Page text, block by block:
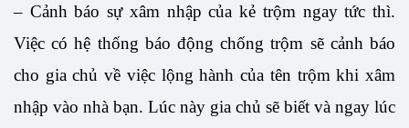
– Cảnh báo sự xâm nhập của kẻ trộm ngay tức thì.
Việc có hệ thống báo động chống trộm sẽ cảnh báo
cho gia chủ về việc lộng hành của tên trộm khi xâm
nhập vào nhà bạn. Lúc này gia chủ sẽ biết và ngay lúc